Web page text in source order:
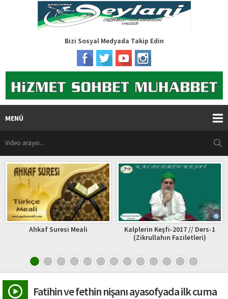
Bizi Sosyal Medyada Takip Edin
MENÜ
Ahkaf Suresi Meali
Kalplerin Keşfi-2017 // Ders-1
(Zikrullahın Faziletleri)
Fatihin ve fethin nişanı ayasofyada ilk cuma